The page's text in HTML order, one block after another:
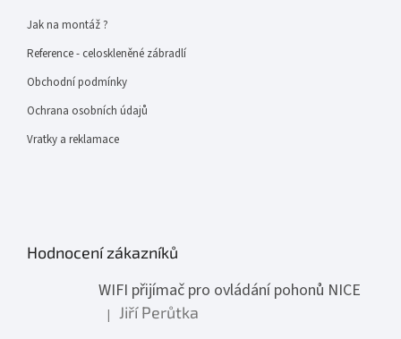
Jak na montáž ?
Reference - celoskleněné zábradlí
Obchodní podmínky
Ochrana osobních údajů
Vratky a reklamace
Hodnocení zákazníků
WIFI přijímač pro ovládání pohonů NICE
Hodnocení produktu je 1 z 5 hvězdiček.
| Jiří Perůtka